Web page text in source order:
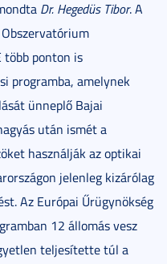
Dr. Hegedüs Tibor. A
több ponton is
programba, amelynek
ünneplő Bajai
után ismét a
használják az optikai
jelenleg kizárólag
Az Európai Űrügynökség
12 állomás vesz
teljesítette túl a